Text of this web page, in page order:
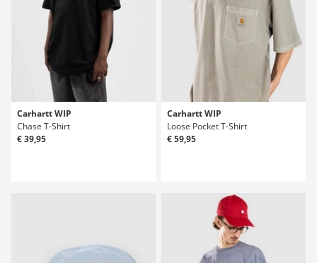
Carhartt WIP
Chase T-Shirt
€ 39,95
Carhartt WIP
Loose Pocket T-Shirt
€ 59,95